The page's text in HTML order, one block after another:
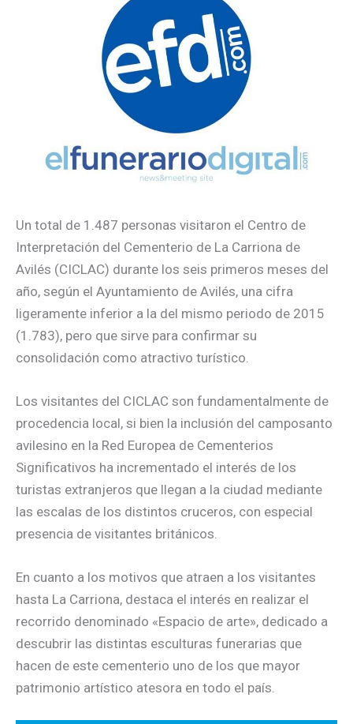
Un total de 1.487 personas visitaron el Centro de
Interpretación del Cementerio de La Carriona de
Avilés (CICLAC) durante los seis primeros meses del
año, según el Ayuntamiento de Avilés, una cifra
ligeramente inferior a la del mismo periodo de 2015
(1.783), pero que sirve para confirmar su
consolidación como atractivo turístico.
Los visitantes del CICLAC son fundamentalmente de
procedencia local, si bien la inclusión del camposanto
avilesino en la Red Europea de Cementerios
Significativos ha incrementado el interés de los
turistas extranjeros que llegan a la ciudad mediante
las escalas de los distintos cruceros, con especial
presencia de visitantes británicos.
En cuanto a los motivos que atraen a los visitantes
hasta La Carriona, destaca el interés en realizar el
recorrido denominado «Espacio de arte», dedicado a
descubrir las distintas esculturas funerarias que
hacen de este cementerio uno de los que mayor
patrimonio artístico atesora en todo el país.